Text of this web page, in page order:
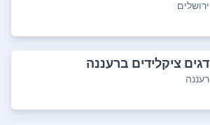
ירושלים
דגים ציקלידים ברעננה
רעננה